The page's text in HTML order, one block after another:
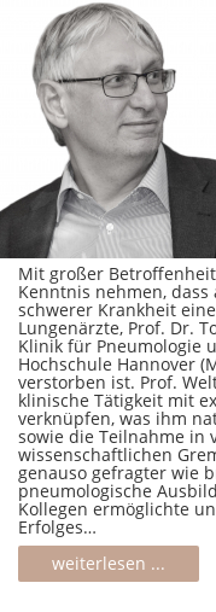
Mit großer
Kenntnis nehmen,
schwerer Krankheit
Lungenärzte, Prof. Dr.
Klinik für Pneumologie
Hochschule Hannover
verstorben ist. Prof.
klinische Tätigkeit mit
verknüpfen, was ihm
sowie die Teilnahme in
wissenschaftlichen
genauso gefragter wie
pneumologische
Kollegen ermöglichte
Erfolges…
weiterlesen ...